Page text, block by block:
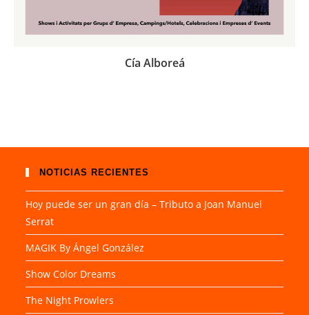
Cía Alboreá
NOTICIAS RECIENTES
Hoy puede ser un gran día – Tributo a Joan Manuel
Serrat
MAGIK By Ángel González
Show Color Dreams
The Night Prowlers